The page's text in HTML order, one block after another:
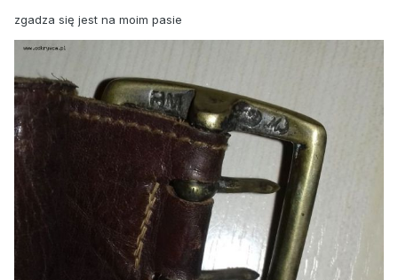
zgadza się jest na moim pasie